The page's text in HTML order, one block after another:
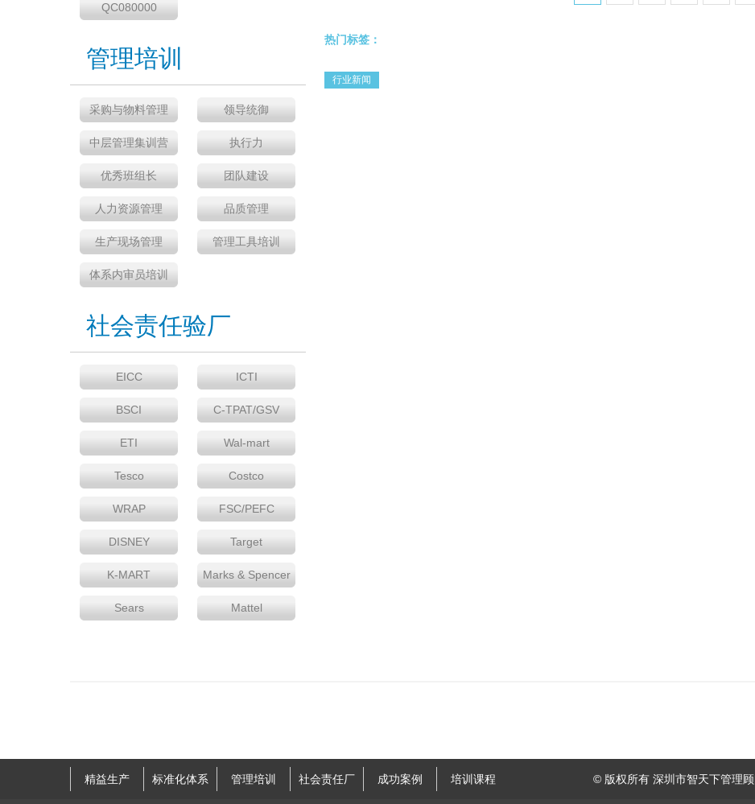
热门标签：
行业新闻
QC080000
管理培训
采购与物料管理 领导统御
中层管理集训营 执行力
优秀班组长 团队建设
人力资源管理 品质管理
生产现场管理 管理工具培训
体系内审员培训
社会责任验厂
EICC ICTI
BSCI C-TPAT/GSV
ETI Wal-mart
Tesco Costco
WRAP FSC/PEFC
DISNEY Target
K-MART Marks & Spencer
Sears Mattel
精益生产 标准化体系 管理培训 社会责任厂 成功案例 培训课程 © 版权所有 深圳市智天下管理